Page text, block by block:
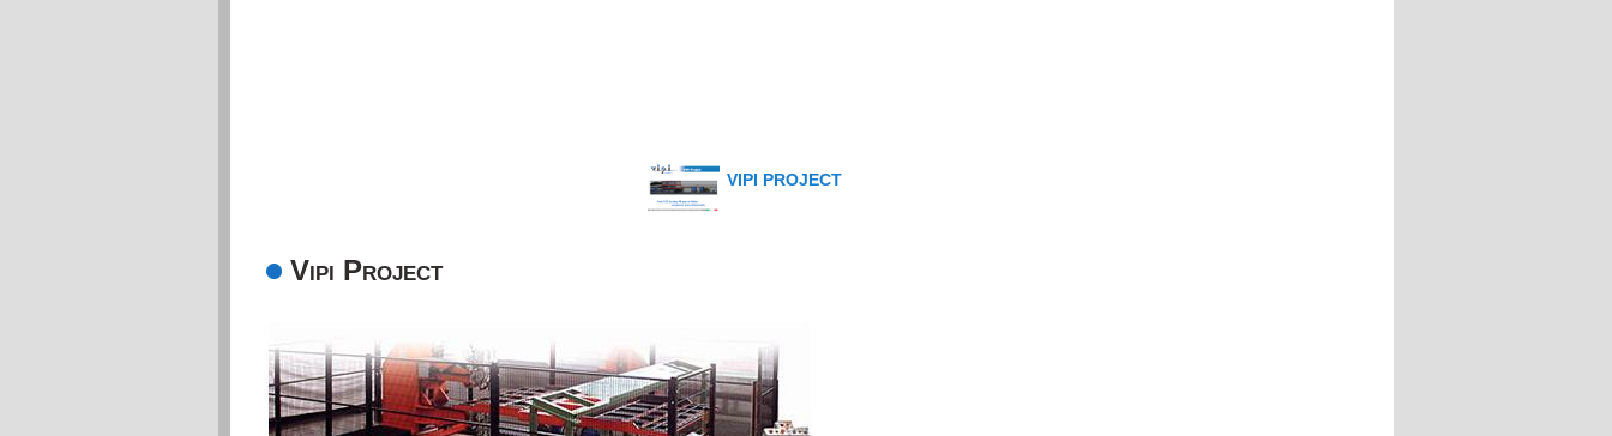
VIPI PROJECT
Vipi Project